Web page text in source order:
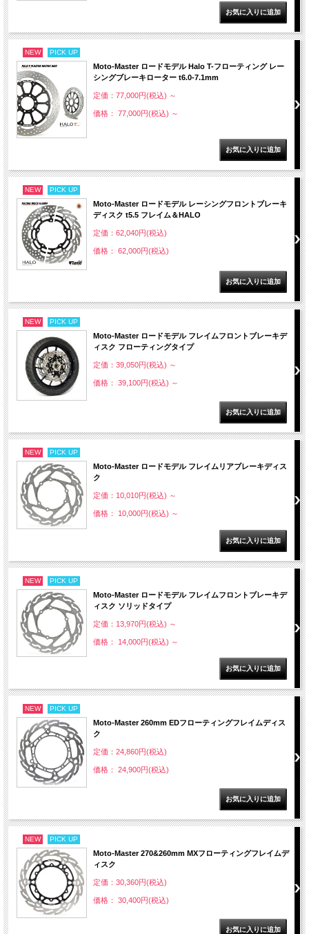
NEW PICK UP
Moto-Master ロードモデル Halo T-フローティング レー
シングブレーキローター t6.0-7.1mm
定価：77,000円(税込) ～
価格： 77,000円(税込) ～
NEW PICK UP
Moto-Master ロードモデル レーシングフロントブレーキ
ディスク t5.5 フレイム＆HALO
定価：62,040円(税込)
価格： 62,000円(税込)
NEW PICK UP
Moto-Master ロードモデル フレイムフロントブレーキデ
ィスク フローティングタイプ
定価：39,050円(税込) ～
価格： 39,100円(税込) ～
NEW PICK UP
Moto-Master ロードモデル フレイムリアブレーキディス
ク
定価：10,010円(税込) ～
価格： 10,000円(税込) ～
NEW PICK UP
Moto-Master ロードモデル フレイムフロントブレーキデ
ィスク ソリッドタイプ
定価：13,970円(税込) ～
価格： 14,000円(税込) ～
NEW PICK UP
Moto-Master 260mm EDフローティングフレイムディス
ク
定価：24,860円(税込)
価格： 24,900円(税込)
NEW PICK UP
Moto-Master 270&260mm MXフローティングフレイムデ
ィスク
定価：30,360円(税込)
価格： 30,400円(税込)